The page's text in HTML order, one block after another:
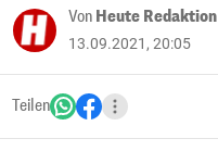
Von Heute Redaktion
13.09.2021, 20:05
Teilen